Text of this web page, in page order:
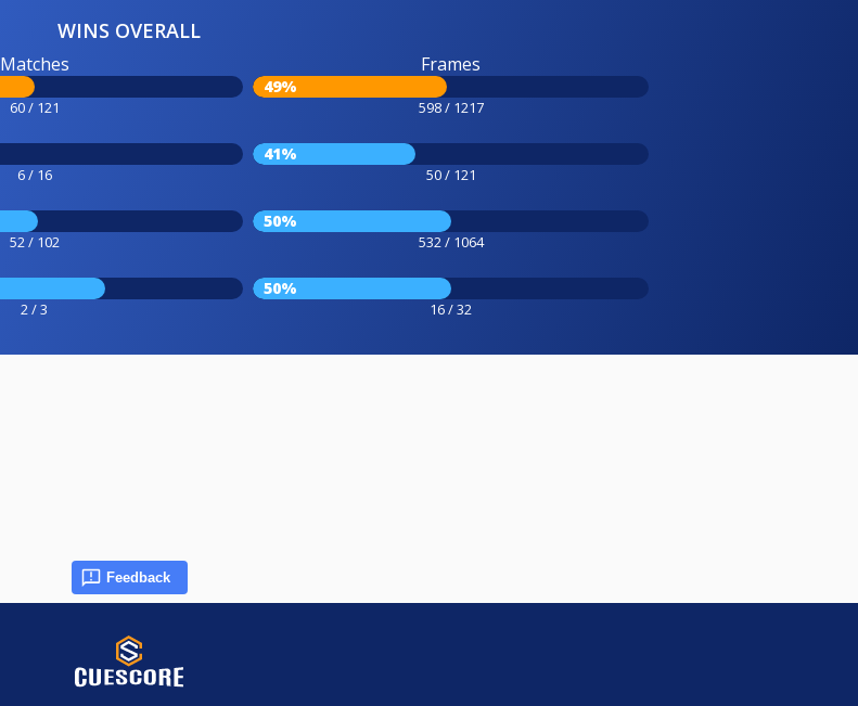
WINS OVERALL
Matches
60 / 121
Frames
49%
598 / 1217
6 / 16
41%
50 / 121
52 / 102
50%
532 / 1064
2 / 3
50%
16 / 32
Feedback